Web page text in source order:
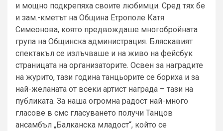
и мощно подкрепяха своите любимци. Сред тях бе
и зам.-кметът на Община Етрополе Катя
Симеонова, която предвождаше многобройната
група на Общинска администрация. Бляскавият
спектакъл се излъчваше и на живо на фейсбук
страницата на организаторите. Освен за наградите
на журито, тази година танцьорите се бориха и за
най-желаната от всеки артист награда – тази на
публиката. За наша огромна радост най-много
гласове в смс гласуването получи Танцов
ансамбъл „Балканска младост“, който се